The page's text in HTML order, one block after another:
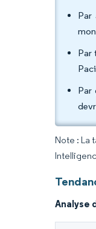
Par
Par
Par
Note : La
Analyse